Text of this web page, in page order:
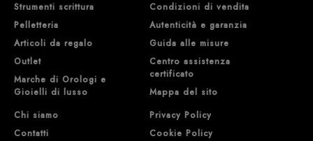
Strumenti scrittura
Pelletteria
Articoli da regalo
Outlet
Marche di Orologi e
Gioielli di lusso
Chi siamo
Contatti
Condizioni di vendita
Autenticità e garanzia
Guida alle misure
Centro assistenza
certificato
Mappa del sito
Privacy Policy
Cookie Policy